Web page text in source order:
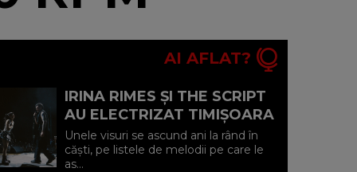
AI AFLAT?
IRINA RIMES ȘI THE SCRIPT
AU ELECTRIZAT TIMIȘOARA
CU UN DUET-SURPRIZĂ PE
„HALL OF FAME"
Unele visuri se ascund ani la rând în
căști, pe listele de melodii pe care le
as...